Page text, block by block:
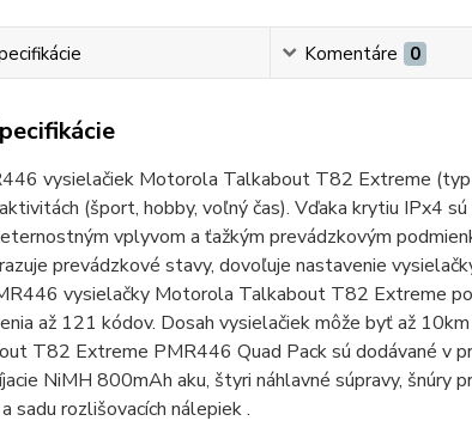
Komentáre 0
vysielačiek Motorola Talkabout T82 Extreme
(šport, hobby, voľný čas). Vďaka krytiu IPx4
vplyvom a ťažkým prevádzkovým
prevádzkové stavy, dovoľuje nastavenie
vysielačky Motorola Talkabout T82 Extreme
až 121 kódov. Dosah vysielačiek môže byť až
T82 Extreme PMR446 Quad Pack sú dodávané v
NiMH 800mAh aku, štyri náhlavné súpravy, šnúry
sadu rozlišovacích nálepiek .